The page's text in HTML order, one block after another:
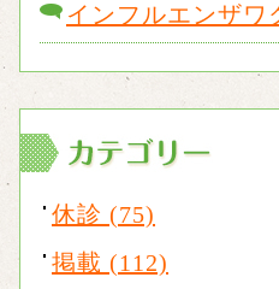
インフルエンザワ
休診 (75)
掲載 (112)